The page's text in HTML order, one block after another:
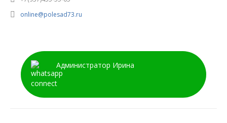
online@polesad73.ru
Администратор Ирина